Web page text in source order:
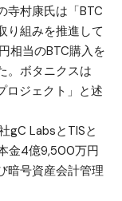
寺村康氏は「BTC
り組みを推進して
相当のBTC購入を
。ボタニクスは
ロジェクト」と述
gC LabsとTISと
金4億9,500万円
暗号資産会計管理